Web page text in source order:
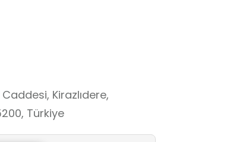
sistemini daha iyi
Kirazlıdere,
Türkiye